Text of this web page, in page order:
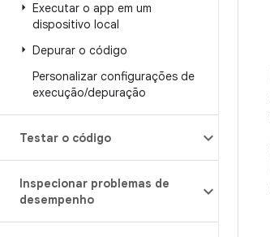
Executar o app em um
dispositivo local
Depurar o código
Personalizar configurações de
execução/depuração
Testar o código
Inspecionar problemas de
desempenho